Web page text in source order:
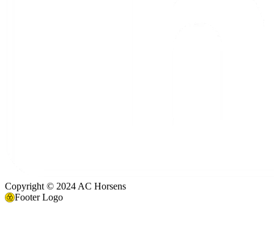
Copyright © 2024 AC Horsens
Footer Logo